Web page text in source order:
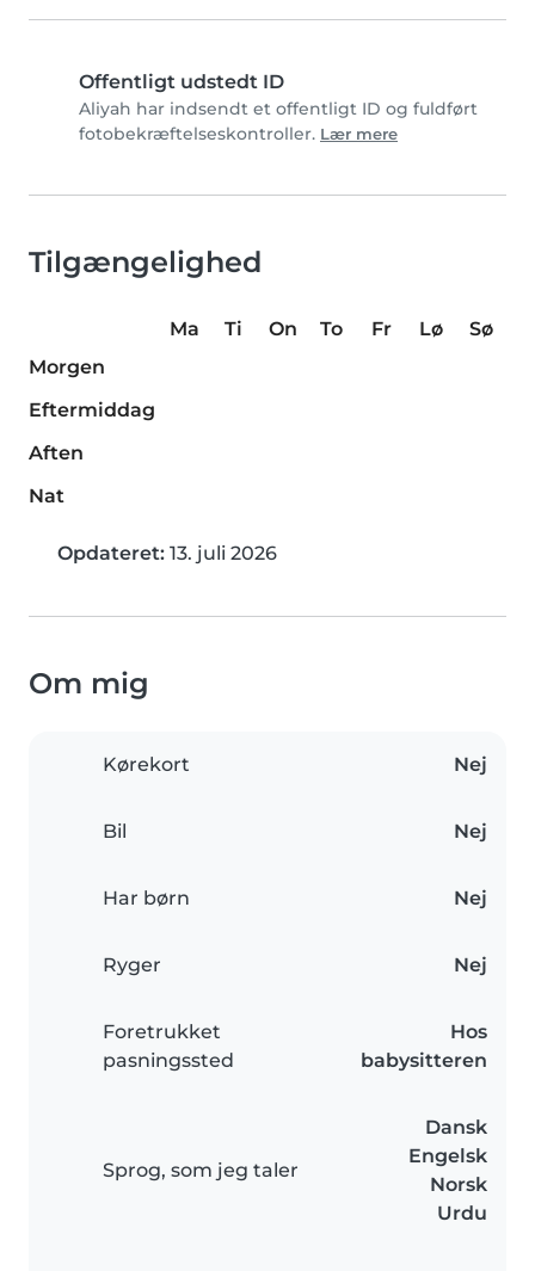
Offentligt udstedt ID
Aliyah har indsendt et offentligt ID og fuldført
fotobekræftelseskontroller. Lær mere
Tilgængelighed
Ma Ti On To Fr Lø
Sø
Morgen
Eftermiddag
Aften
Nat
Opdateret: 13. juli 2026
Om mig
Kørekort Nej
Bil Nej
Har børn Nej
Ryger Nej
Foretrukket
pasningssted
Hos
babysitteren
Sprog, som jeg taler
Dansk
Engelsk
Norsk
Urdu